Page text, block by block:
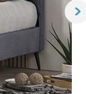
Previous